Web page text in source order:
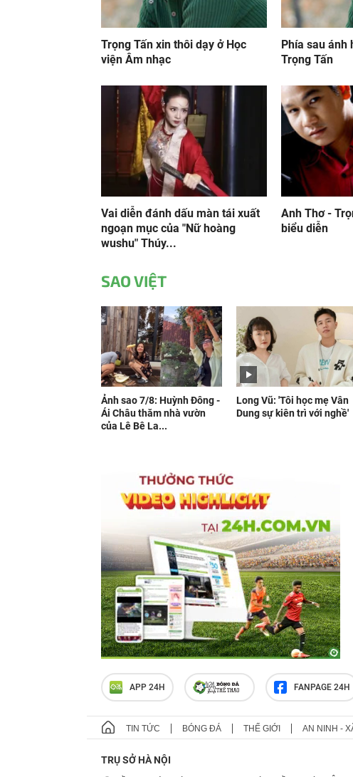
Trọng Tấn xin thôi dạy ở Học
viện Âm nhạc
Phía sau ánh
Trọng Tấn
Vai diễn đánh dấu màn tái xuất
ngoạn mục của "Nữ hoàng
wushu" Thúy...
Anh Thơ -
biểu diễn
SAO VIỆT
Ảnh sao 7/8: Huỳnh Đông -
Ái Châu thăm nhà vườn
của Lê Bê La...
Long Vũ: 'Tôi học mẹ Vân
Dung sự kiên trì với nghề'
APP 24H FANPAGE 24H
TIN TỨC BÓNG ĐÁ THẾ GIỚI AN NINH -
TRỤ SỞ HÀ NỘI